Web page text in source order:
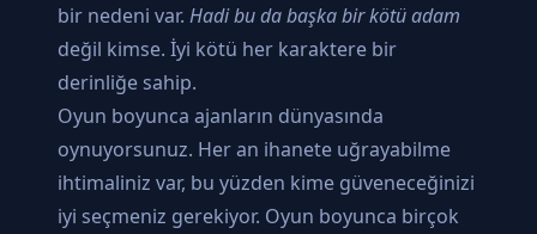
bir nedeni var. Hadi bu da başka bir kötü adam
değil kimse. İyi kötü her karaktere bir
derinliğe sahip.
Oyun boyunca ajanların dünyasında
oynuyorsunuz. Her an ihanete uğrayabilme
ihtimaliniz var, bu yüzden kime güveneceğinizi
iyi seçmeniz gerekiyor. Oyun boyunca birçok